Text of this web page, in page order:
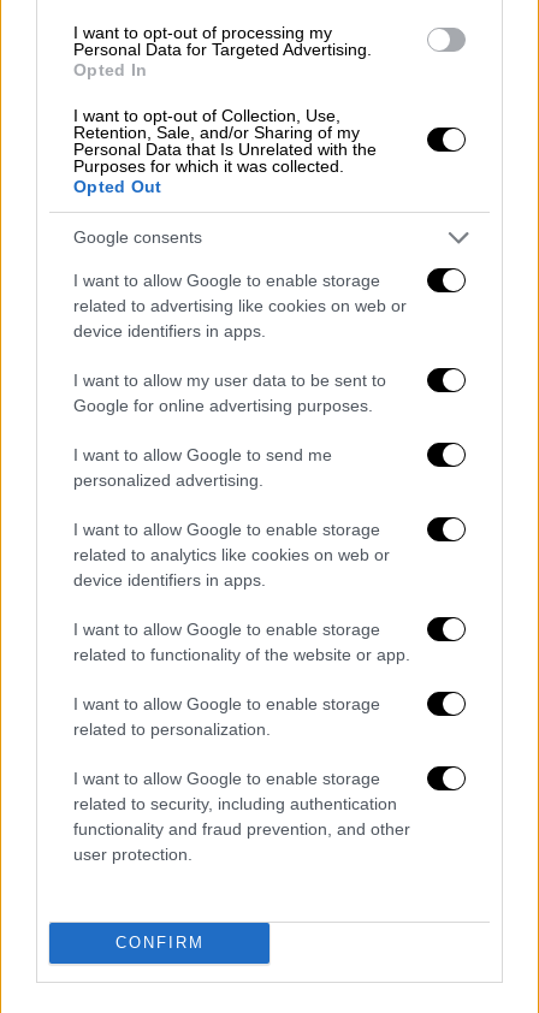
I want to opt-out of processing my
Personal Data for Targeted Advertising.
Opted In
I want to opt-out of Collection, Use,
Retention, Sale, and/or Sharing of my
Personal Data that Is Unrelated with the
Purposes for which it was collected.
Opted Out
Google consents
I want to allow Google to enable storage
related to advertising like cookies on web or
device identifiers in apps.
I want to allow my user data to be sent to
Google for online advertising purposes.
I want to allow Google to send me
personalized advertising.
I want to allow Google to enable storage
related to analytics like cookies on web or
device identifiers in apps.
I want to allow Google to enable storage
related to functionality of the website or app.
I want to allow Google to enable storage
related to personalization.
I want to allow Google to enable storage
related to security, including authentication
functionality and fraud prevention, and other
user protection.
CONFIRM
ομάδας, οι οποίοι προσθέτουν…
«Σε λίγο καιρό θα εγκαινιαστεί το Μουσείο
Ιστορίας της ΑΕΚ. Αυτή η ιστορία έχει και
στιγμές άσχημες. Όμως ανάμεσα σε αυτές οι
χειρότερες έχουν να κάνουν με αυτούς που
επιχείρησαν να τορπιλίσουν το μέλλον μας,
την ζωή της ΑΕΚ, που είναι το νέο της
επισκέπτεται το Μουσείο, θα πρέπει να
θυμάται και οι μέλλουσες γενιές που δεν θα
επιχείρησαν να ακυρώσουν το πεπρωμένο
της ομάδας μας.
Θα υπάρχει ειδικός χώρος στο Μουσείο με
φωτογραφίες τους όπως ο πρώην δήμαρχος
Νέας Φιλαδέλφειας, Άρης Βασιλόπουλος.
Πέντε χρόνια αναίτιου πολέμου για το
γήπεδο μας, αποτυπώνονται στην παρουσία
του ως δήμαρχος στην πόλη μας. Όπως και
στην παρουσία προσώπων που ήταν στενοί
του σύμβουλοι και τον επηρέαζαν, όπως ο
Θανάσης Μάλλιος.
Ο υπουργός Παραγωγικής Ανασυγκρότησης
και Ενέργειας από τον Ιανουάριο ως τον
Όλο εκείνο το διάστημα κρατούσε στο
συρτάρι του την κομβικής σημασίας Μελέτη
Περιβαλλοντικών Επιπτώσεων και δεν την